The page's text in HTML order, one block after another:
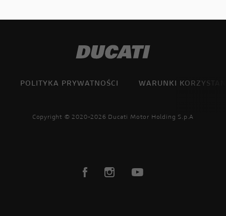
POLITYKA PRYWATNOŚCI WARUNKI
Copyright © 2020-2026 Ducati Motor Holding S.p.A